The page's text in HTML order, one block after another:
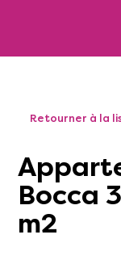
Retourner à la
Appartement Cannes La
Bocca
m2